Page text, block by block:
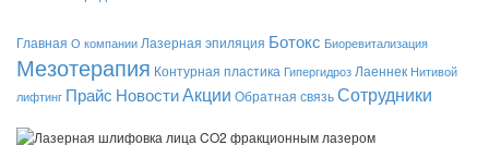
Главная О компании Лазерная эпиляция Ботокс Биоревитализация
Мезотерапия Контурная пластика Гипергидроз Лаеннек Нитивой
лифтинг Прайс НовостиАкции Обратная связьСотрудники